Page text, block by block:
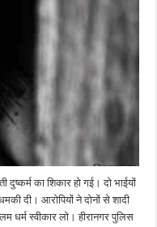
का शिकार हो गई। दो भाईयों
दी। आरोपियों ने दोनों से शादी
धर्म स्वीकार लो। हीरानगर पुलिस